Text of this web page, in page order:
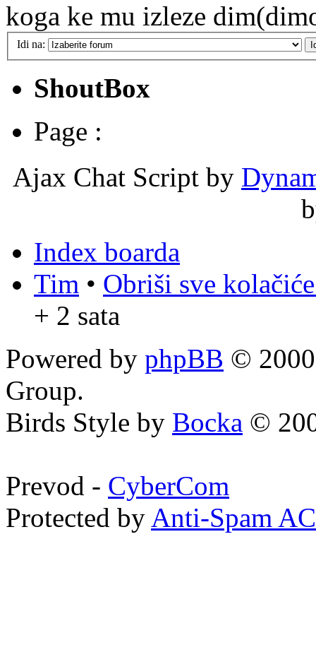
koga ke mu izleze
Idi na:
ShoutBox
Page :
Ajax Chat Script by
Index boarda
Tim • Obriši sve
+ 2 sata
Powered by phpBB ©
Group.
Birds Style by Bocka ©
Prevod - CyberCom
Protected by Anti-Spam